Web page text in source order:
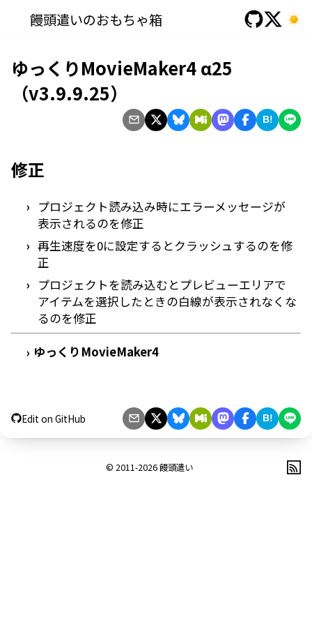
饅頭遣いのおもちゃ箱
ゆっくりMovieMaker4 α25
（v3.9.9.25）
B!
修正
プロジェクト読み込み時にエラーメッセージが
表示されるのを修正
再生速度を0に設定するとクラッシュするのを修
正
プロジェクトを読み込むとプレビューエリアで
アイテムを選択したときの白線が表示されなくな
るのを修正
› ゆっくりMovieMaker4
Edit on GitHub B!
© 2011-2026饅頭遣い